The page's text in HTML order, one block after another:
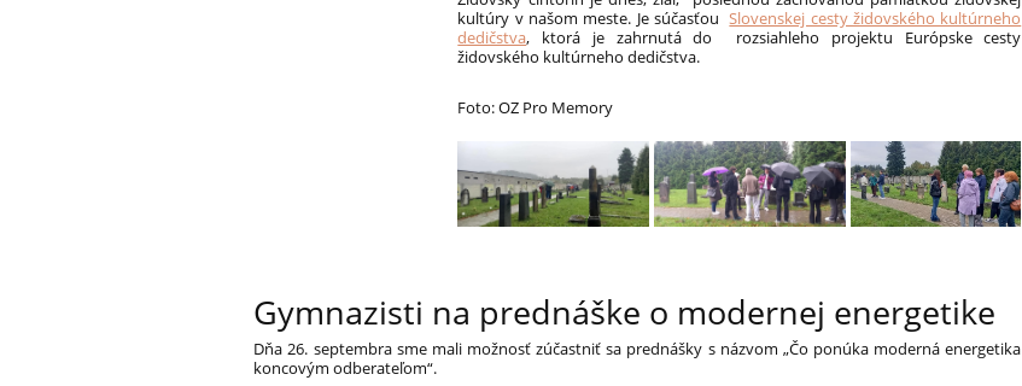
kultúry v našom meste. Je súčasťouSlovenskej cesty židovského kultúrneho
dedičstva, ktorá je zahrnutá do rozsiahleho projektu Európske cesty
židovského kultúrneho dedičstva.
Foto: OZ Pro Memory
Gymnazisti na prednáške o modernej energetike
Dňa 26. septembra sme mali možnosť zúčastniť sa prednášky s názvom „Čo ponúka moderná energetika
koncovým odberateľom“.